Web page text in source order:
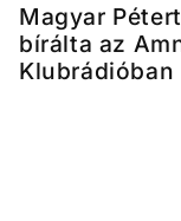
Magyar
bírálta az
Klubrádióban